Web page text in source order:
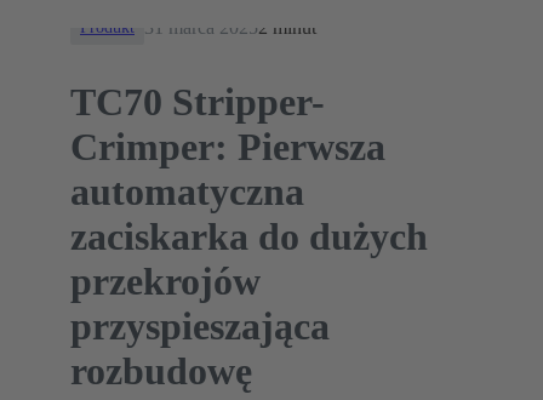
Produkt 31 marca 20252 minut
TC70 Stripper-
Crimper: Pierwsza
automatyczna
zaciskarka do dużych
przekrojów
przyspieszająca
rozbudowę